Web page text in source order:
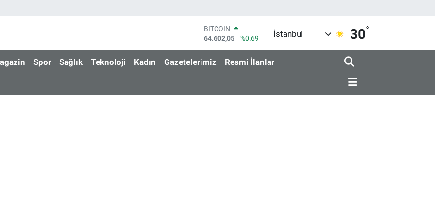
BITCOIN
64.602,05
%0.69
47,5986
%0.06
EURO
64,2438
%0.21
İstanbul 30°
Spor Sağlık Teknoloji Kadın Gazetelerimiz Resmi İlanlar